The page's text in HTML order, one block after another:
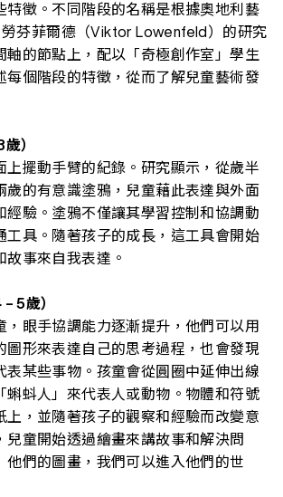
特徵。不同階段的名稱是根據奧地利藝
勞芬菲爾德（Viktor Lowenfeld）的研究
軸的節點上，配以「奇極創作室」學生
每個階段的特徵，從而了解兒童藝術發
歲）
上擺動手臂的紀錄。研究顯示，從歲半
歲的有意識塗鴉，兒童藉此表達與外面
經驗。塗鴉不僅讓其學習控制和協調動
工具。隨著孩子的成長，這工具會開始
故事來自我表達。
– 5歲）
，眼手協調能力逐漸提升，他們可以用
圖形來表達自己的思考過程，也會發現
表某些事物。孩童會從圓圈中延伸出線
蝌蚪人」來代表人或動物。物體和符號
上，並隨著孩子的觀察和經驗而改變意
兒童開始透過繪畫來講故事和解決問
他們的圖畫，我們可以進入他們的世